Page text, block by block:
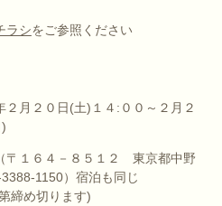
ラシをご参照ください
月２０日(土)１４:００～２月２
〒１６４－８５１２ 東京都中野
1150）宿泊も同じ
締め切ります)